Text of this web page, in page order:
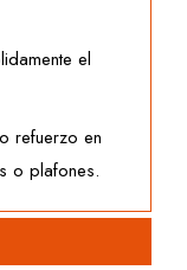
el
refuerzo en
o plafones.